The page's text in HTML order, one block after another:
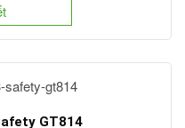
GT814